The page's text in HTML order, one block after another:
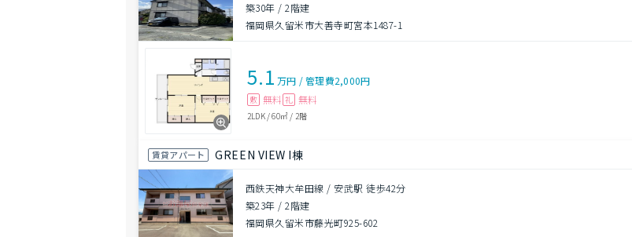
築30年 /2階建
福岡県久留米市大善寺町宮本1487-1
5.1 万円 /管理費2,000円
敷 無料 礼 無料
2LDK/60㎡ / 2階
賃貸アパート GREEN VIEW I棟
西鉄天神大牟田線 / 安武駅 徒歩42分
築23年 /2階建
福岡県久留米市藤光町925-602